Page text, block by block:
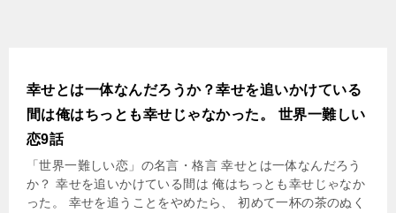
幸せとは一体なんだろうか？幸せを追いかけている
間は俺はちっとも幸せじゃなかった。 世界一難しい
恋9話
「世界一難しい恋」の名言・格言 幸せとは一体なんだろう
か？ 幸せを追いかけている間は 俺はちっとも幸せじゃなか
った。 幸せを追うことをやめたら、 初めて一杯の茶のぬく